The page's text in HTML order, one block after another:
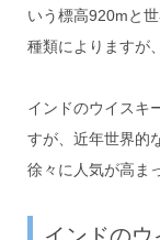
いう標高920mと
種類によりますが
インドのウイスキ
すが、近年世界的
徐々に人気が高ま